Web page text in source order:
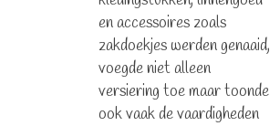
en accessoires zoals
zakdoekjes werden genaaid,
voegde niet alleen
versiering toe maar toonde
ook vaak de vaardigheden